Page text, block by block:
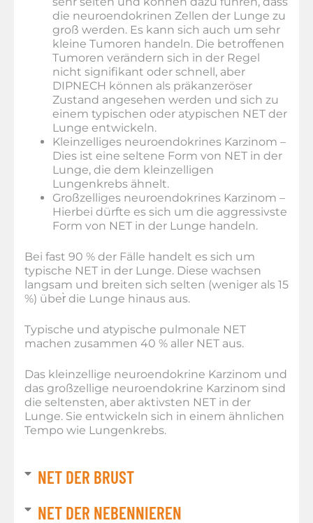
die neuroendokrinen Zellen der Lunge zu
groß werden. Es kann sich auch um sehr
kleine Tumoren handeln. Die betroffenen
Tumoren verändern sich in der Regel
nicht signifikant oder schnell, aber
DIPNECH können als präkanzeröser
Zustand angesehen werden und sich zu
einem typischen oder atypischen NET der
Lunge entwickeln.
Kleinzelliges neuroendokrines Karzinom –
Dies ist eine seltene Form von NET in der
Lunge, die dem kleinzelligen
Lungenkrebs ähnelt.
Großzelliges neuroendokrines Karzinom –
Hierbei dürfte es sich um die aggressivste
Form von NET in der Lunge handeln.
Bei fast 90 % der Fälle handelt es sich um
typische NET in der Lunge. Diese wachsen
langsam und breiten sich selten (weniger als 15
%) über̀ die Lunge hinaus aus.
Typische und atypische pulmonale NET
machen zusammen 40 % aller NET aus.
Das kleinzellige neuroendokrine Karzinom und
das großzellige neuroendokrine Karzinom sind
die seltensten, aber aktivsten NET in der
Lunge. Sie entwickeln sich in einem ähnlichen
Tempo wie Lungenkrebs.
NET DER BRUST
NET DER NEBENNIEREN